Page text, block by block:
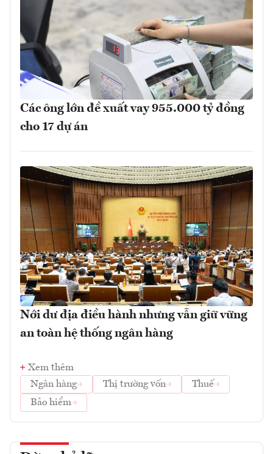
Các ông lớn đề xuất vay 955.000 tỷ đồng
cho 17 dự án
Nới dư địa điều hành nhưng vẫn giữ vững
an toàn hệ thống ngân hàng
Xem thêm
Ngân hàng
Thị trường vốn
Thuế
Bảo hiểm